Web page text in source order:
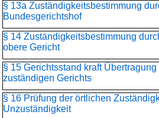
§ 13a Zuständigkeitsbestimmung
Bundesgerichtshof
§ 14 Zuständigkeitsbestimmung
obere Gericht
§ 15 Gerichtsstand kraft
zuständigen Gerichts
§ 16 Prüfung der örtlichen
Unzuständigkeit